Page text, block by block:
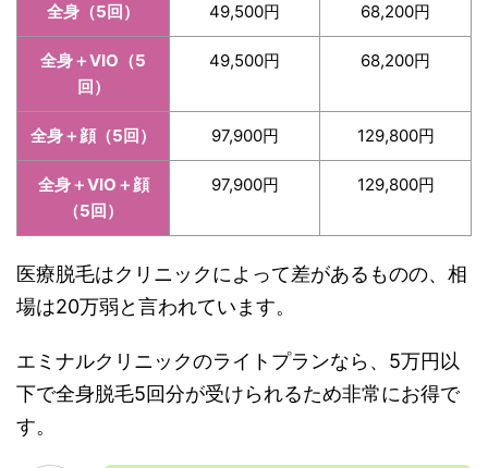
全身（5回） 49,500円 68,200円
全身＋VIO（5
回）
49,500円 68,200円
全身＋顔（5回） 97,900円 129,800円
全身＋VIO＋顔
（5回）
97,900円 129,800円
医療脱毛はクリニックによって差があるものの、相
場は20万弱と言われています。
エミナルクリニックのライトプランなら、5万円以
下で全身脱毛5回分が受けられるため非常にお得で
す。